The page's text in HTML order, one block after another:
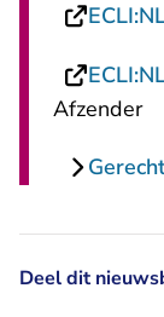
Afzender
Deel dit